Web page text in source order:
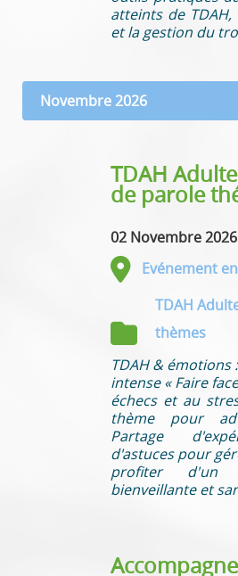
atteints de
et la gestion du
Novembre 2026
TDAH
de parole
02 Novembre
Evénement
TDAH
thèmes
TDAH &
intense « Faire
échecs et au
thème pour
Partage
d'astuces pour
profiter d'un
bienveillante et